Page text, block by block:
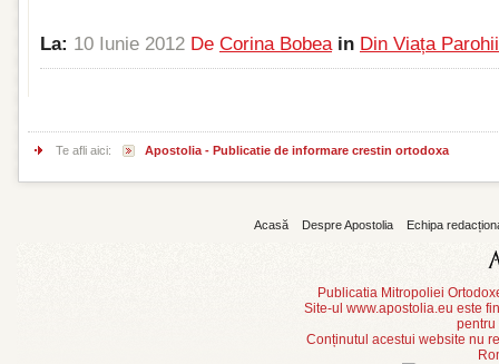
La: 10 Iunie 2012 De Corina Bobea in Din Viața
Te afli aici: Apostolia - Publicatie de informare crestin ortodoxa
Acasă Despre Apostolia Echipa
Publicatia Mitropoliei
Site-ul www.apostolia.eu este
pentru
Conținutul acestui website nu